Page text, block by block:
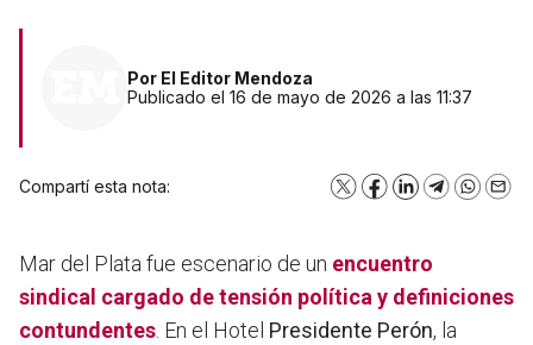
Por El Editor Mendoza
Publicado el 16 de mayo de 2026 a las 11:37
Compartí esta nota: X Facebook
LinkedInTelegram
Mar del Plata fue escenario de un encuentro
sindical cargado de tensión política y definiciones
contundentes . En el Hotel Presidente Perón, la